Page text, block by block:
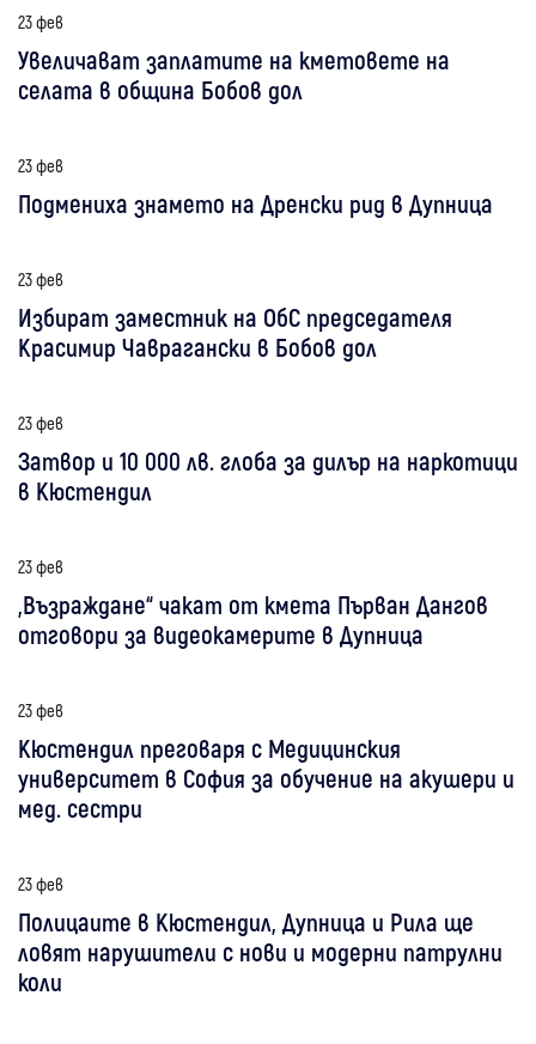
23 фев
Увеличават заплатите на кметовете на
селата в община Бобов дол
23 фев
Подмениха знамето на Дренски рид в Дупница
23 фев
Избират заместник на ОбС председателя
Красимир Чаврагански в Бобов дол
23 фев
Затвор и 10 000 лв. глоба за дилър на наркотици
в Кюстендил
23 фев
„Възраждане“ чакат от кмета Първан Дангов
отговори за видеокамерите в Дупница
23 фев
Кюстендил преговаря с Медицинския
университет в София за обучение на акушери и
мед. сестри
23 фев
Полицаите в Кюстендил, Дупница и Рила ще
ловят нарушители с нови и модерни патрулни
коли